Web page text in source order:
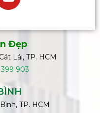
Đẹp
Lái, TP. HCM
903
TP. HCM